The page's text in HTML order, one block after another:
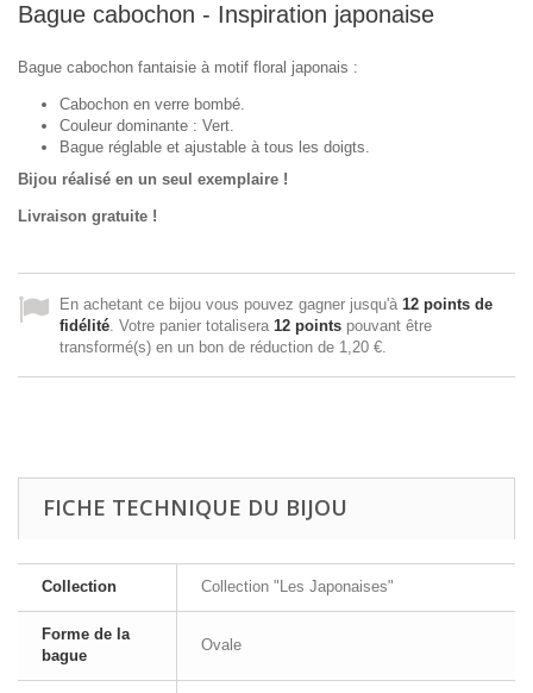
Bague cabochon - Inspiration japonaise
Bague cabochon fantaisie à motif floral japonais :
Cabochon en verre bombé.
Couleur dominante : Vert.
Bague réglable et ajustable à tous les doigts.
Bijou réalisé en un seul exemplaire !
Livraison gratuite !
En achetant ce bijou vous pouvez gagner jusqu'à 12 points de
fidélité. Votre panier totalisera 12 points pouvant être
transformé(s) en un bon de réduction de 1,20 €.
FICHE TECHNIQUE DU BIJOU
Collection Collection "Les Japonaises"
Forme de la
bague
Ovale